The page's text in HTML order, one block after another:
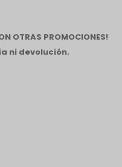
OTRAS PROMOCIONES!
ni devolución.